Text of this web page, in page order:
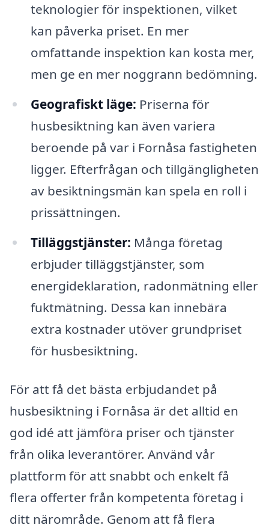
teknologier för inspektionen, vilket
kan påverka priset. En mer
omfattande inspektion kan kosta mer,
men ge en mer noggrann bedömning.
Geografiskt läge: Priserna för
husbesiktning kan även variera
beroende på var i Fornåsa fastigheten
ligger. Efterfrågan och tillgängligheten
av besiktningsmän kan spela en roll i
prissättningen.
Tilläggstjänster: Många företag
erbjuder tilläggstjänster, som
energideklaration, radonmätning eller
fuktmätning. Dessa kan innebära
extra kostnader utöver grundpriset
för husbesiktning.
För att få det bästa erbjudandet på
husbesiktning i Fornåsa är det alltid en
god idé att jämföra priser och tjänster
från olika leverantörer. Använd vår
plattform för att snabbt och enkelt få
flera offerter från kompetenta företag i
ditt närområde. Genom att få flera